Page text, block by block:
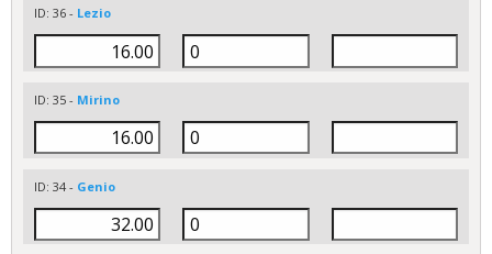
ID: 36 - Lezio
ID: 35 - Mirino
ID: 34 - Genio